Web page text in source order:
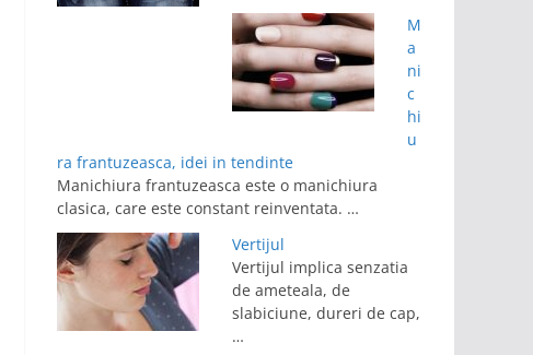
M
a
ni
c
hi
u
ra frantuzeasca, idei in tendinte
Manichiura frantuzeasca este o manichiura
clasica, care este constant reinventata. …
Vertijul
Vertijul implica senzatia
de ameteala, de
slabiciune, dureri de cap,
…